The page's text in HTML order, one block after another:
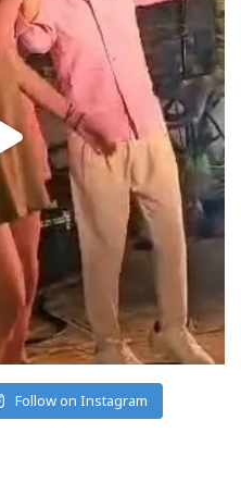
Follow on Instagram